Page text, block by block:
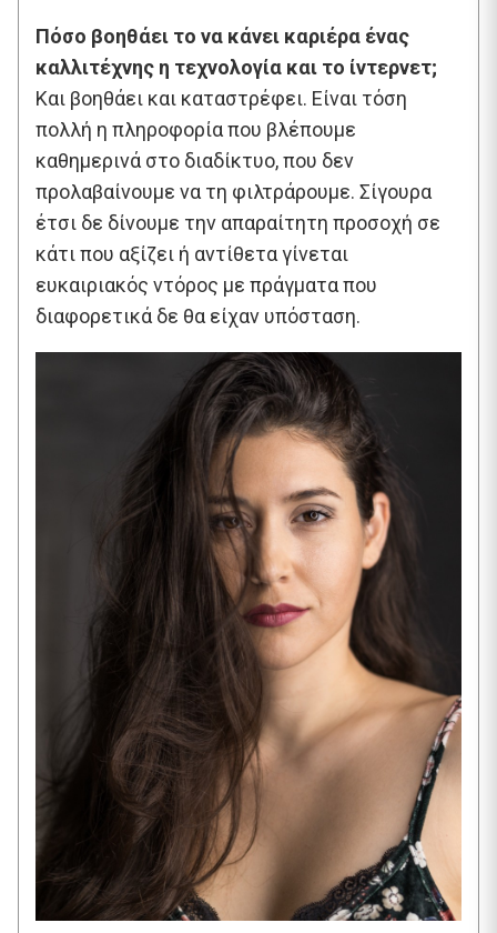
Πόσο βοηθάει το να κάνει καριέρα ένας
καλλιτέχνης η τεχνολογία και το ίντερνετ;
Και βοηθάει και καταστρέφει. Είναι τόση
πολλή η πληροφορία που βλέπουμε
καθημερινά στο διαδίκτυο, που δεν
προλαβαίνουμε να τη φιλτράρουμε. Σίγουρα
έτσι δε δίνουμε την απαραίτητη προσοχή σε
κάτι που αξίζει ή αντίθετα γίνεται
ευκαιριακός ντόρος με πράγματα που
διαφορετικά δε θα είχαν υπόσταση.